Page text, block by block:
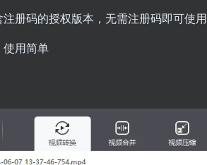
册码的授权版本，无需注册码即可使用
用简单